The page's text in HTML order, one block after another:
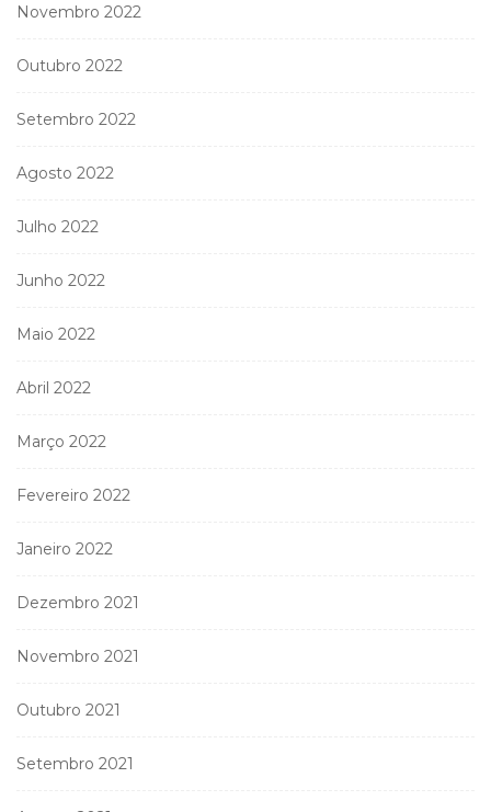
Novembro 2022
Outubro 2022
Setembro 2022
Agosto 2022
Julho 2022
Junho 2022
Maio 2022
Abril 2022
Março 2022
Fevereiro 2022
Janeiro 2022
Dezembro 2021
Novembro 2021
Outubro 2021
Setembro 2021